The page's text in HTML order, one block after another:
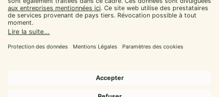
UNSERE COMMUNITIES
Alle Preise inkl. gesetzl. Mehrwertsteuer zzgl.